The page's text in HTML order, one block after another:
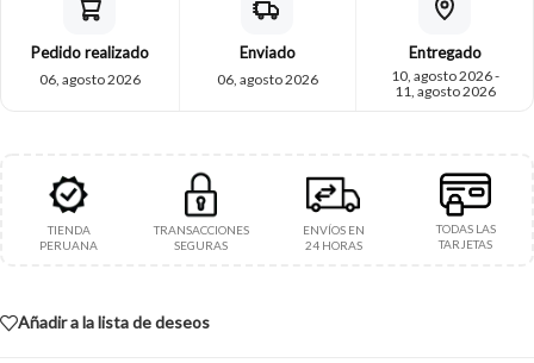
Pedido realizado
06, agosto 2026
Enviado
06, agosto 2026
Entregado
10, agosto 2026 -
11, agosto 2026
TIENDA
PERUANA
TRANSACCIONES
SEGURAS
ENVÍOS EN
24 HORAS
TODAS LAS
TARJETAS
Añadir a la lista de deseos